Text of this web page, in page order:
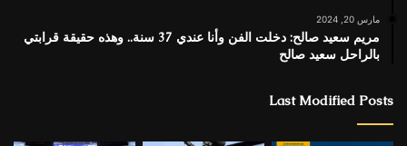
مارس 20, 2024
مريم سعيد صالح: دخلت الفن وأنا عندي 37 سنة.. وهذه حقيقة قرابتي
بالراحل سعيد صالح
Last Modified Posts